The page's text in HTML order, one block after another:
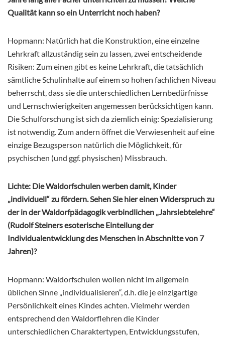
Qualität kann so ein Unterricht noch haben?
Hopmann: Natürlich hat die Konstruktion, eine einzelne
Lehrkraft allzuständig sein zu lassen, zwei entscheidende
Risiken: Zum einen gibt es keine Lehrkraft, die tatsächlich
sämtliche Schulinhalte auf einem so hohen fachlichen Niveau
beherrscht, dass sie die unterschiedlichen Lernbedürfnisse
und Lernschwierigkeiten angemessen berücksichtigen kann.
DieSchulforschung ist sich da ziemlich einig: Spezialisierung
ist notwendig. Zum andern öffnet die Verwiesenheit auf eine
einzige Bezugsperson natürlich die Möglichkeit, für
psychischen (und ggf. physischen) Missbrauch.
Lichte: Die Waldorfschulen werben damit, Kinder
„individuell“ zu fördern. Sehen Sie hier einen Widerspruch zu
der in der Waldorfpädagogik verbindlichen „Jahrsiebtelehre“
(Rudolf Steiners esoterische Einteilung der
Individualentwicklung des Menschen in Abschnitte von 7
Jahren)?
Hopmann: Waldorfschulen wollen nicht im allgemein
üblichen Sinne „individualisieren“, d.h. die je einzigartige
Persönlichkeit eines Kindes achten. Vielmehr werden
entsprechend den Waldorflehren die Kinder
unterschiedlichen Charaktertypen, Entwicklungsstufen,